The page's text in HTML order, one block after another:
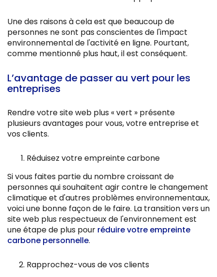
Une des raisons à cela est que beaucoup de
personnes ne sont pas conscientes de l'impact
environnemental de l'activité en ligne. Pourtant,
comme mentionné plus haut, il est conséquent.
L’avantage de passer au vert pour les
entreprises
Rendre votre site web plus « vert » présente
plusieurs avantages pour vous, votre entreprise et
vos clients.
Réduisez votre empreinte carbone
Si vous faites partie du nombre croissant de
personnes qui souhaitent agir contre le changement
climatique et d'autres problèmes environnementaux,
voici une bonne façon de le faire. La transition vers un
site web plus respectueux de l'environnement est
une étape de plus pour réduire votre empreinte
carbone personnelle.
Rapprochez-vous de vos clients